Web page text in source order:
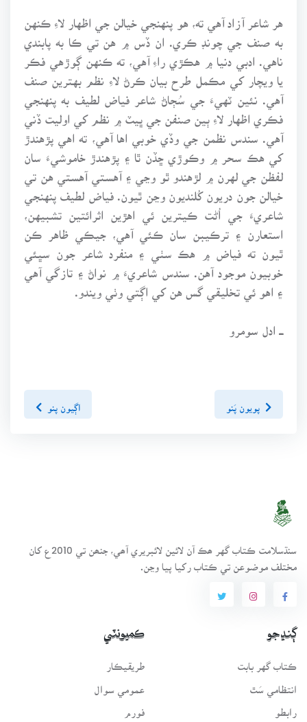
هر شاعر آزاد آهي ته، هو پنهنجي خيالن جي اظهار لاءِ ڪنهن
به صنف جي چونڊ ڪري. ان ڏس ۾ هن تي ڪا به پابندي
ناهي. ادبي دنيا ۾ هڪڙي راءِ آهي، ته ڪنهن ڳوڙهي فڪر
يا ويچار کي مڪمل طرح بيان ڪرڻ لاءِ نظم بهترين صنف
آهي. نئين ٽهيءَ جي سُڄاڻ شاعر فياض لطيف به پنهنجي
فڪري اظهار لاءِ ٻين صنفن جي ڀيٽ ۾ نظم کي اوليت ڏني
آهي. سندس نظمن جي وڏي خوبي اها آهي، ته اهي پڙهندڙ
کي هڪ سحر ۾ وڪوڙي ڇڏن ٿا ۽ پڙهندڙ خاموشيءَ سان
لفظن جي لهرن ۾ لڙهندو ٿو وڃي ۽ آهستي آهستي هن تي
خيالن جون دريون کُلنديون وڃن ٿيون. فياض لطيف پنهنجي
شاعريءَ جي اُڻت ڪيترين ئي اهڙين اثرائتين تشبيهن،
استعارن ۽ ترڪيبن سان ڪئي آهي، جيڪي ظاهر ڪن
ٿيون ته فياض ۾ هڪ سٺي ۽ منفرد شاعر جون سڀئي
خوبيون موجود آهن. سندس شاعريءَ ۾ نواڻ ۽ تازگي آهي
۽ اهو ئي تخليقي گس هن کي اڳتي وٺي ويندو.
ـــ ادل سومرو
پويون پَنو اڳيون پنو
سنڌسلامت ڪتاب گهر ھڪ آن لائين لائبريري آھي، جنھن تي 2010ع کان
مختلف موضوعن تي ڪتاب رکيا پيا وڃن.
ڳنڍجو
ڪتاب گهر بابت
انتظامي سَٿ
رابطو
ڪميونٽي
طريقيڪار
عمومي سوال
فورم